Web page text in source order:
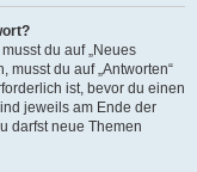
du auf „Neues
musst du auf „Antworten“
ist, bevor du einen
jeweils am Ende der
darfst neue Themen